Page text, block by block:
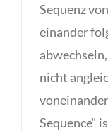
Sequenz
einander
nicht
Sequence“